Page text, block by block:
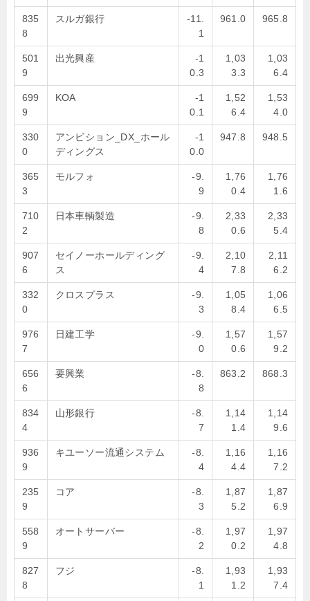
835
8
スルガ銀行
-11.
1
961.0 965.8
501
9
出光興産
-1
0.3
1,03
3.3
1,03
6.4
699
9
KOA
-1
0.1
1,52
6.4
1,53
4.0
330
0
アンビション_DX_ホール
ディングス
-1
0.0
947.8 948.5
365
3
モルフォ
-9.
9
1,76
0.4
1,76
1.6
710
2
日本車輌製造
-9.
8
2,33
0.6
2,33
5.4
907
6
セイノーホールディング
ス
-9.
4
2,10
7.8
2,11
6.2
332
0
クロスプラス
-9.
3
1,05
8.4
1,06
6.5
976
7
日建工学
-9.
0
1,57
0.6
1,57
9.2
656
6
要興業
-8.
8
863.2 868.3
834
4
山形銀行
-8.
7
1,14
1.4
1,14
9.6
936
9
キユーソー流通システム
-8.
4
1,16
4.4
1,16
7.2
235
9
コア
-8.
3
1,87
5.2
1,87
6.9
558
9
オートサーバー
-8.
2
1,97
0.2
1,97
4.8
827
8
フジ
-8.
1
1,93
1.2
1,93
7.4